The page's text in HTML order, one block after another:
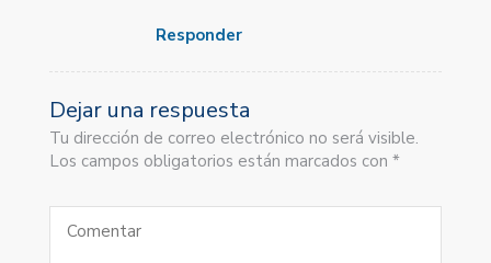
Responder
Dejar una respuesta
Tu dirección de correo electrónico no será visible.
Los campos obligatorios están marcados con *